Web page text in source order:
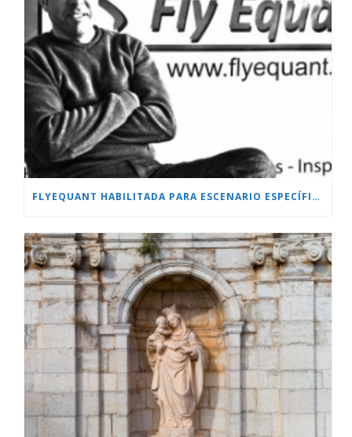
FLYEQUANT HABILITADA PARA ESCENARIO ESPECÍFICO.